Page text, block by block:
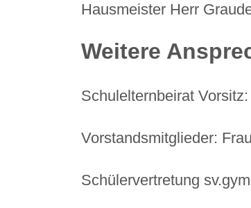
Hausmeister Herr
Weitere
Schulelternbeirat
Vorstandsmitglieder:
Schülervertretung